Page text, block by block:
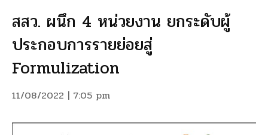
สสว. ผนึก 4 หน่วยงาน ยกระดับผู้
ประกอบการรายย่อยสู่
Formulization
11/08/2022 | 7:05 pm